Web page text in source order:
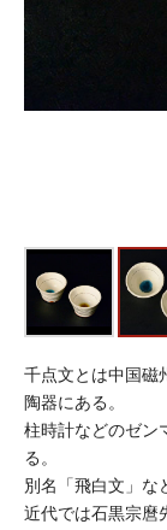
千点文とは中国磁
陶器にある。
柱時計などのゼン
る。
別名「飛白文」な
近代では石黒宗麿